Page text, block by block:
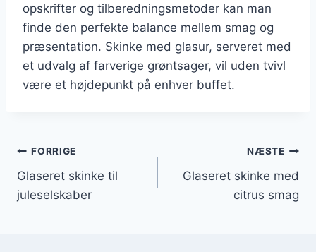
opskrifter og tilberedningsmetoder kan man
finde den perfekte balance mellem smag og
præsentation. Skinke med glasur, serveret med
et udvalg af farverige grøntsager, vil uden tvivl
være et højdepunkt på enhver buffet.
Indlægsnavigation
FORRIGE
Glaseret skinke til
juleselskaber
NÆSTE
Glaseret skinke med
citrus smag